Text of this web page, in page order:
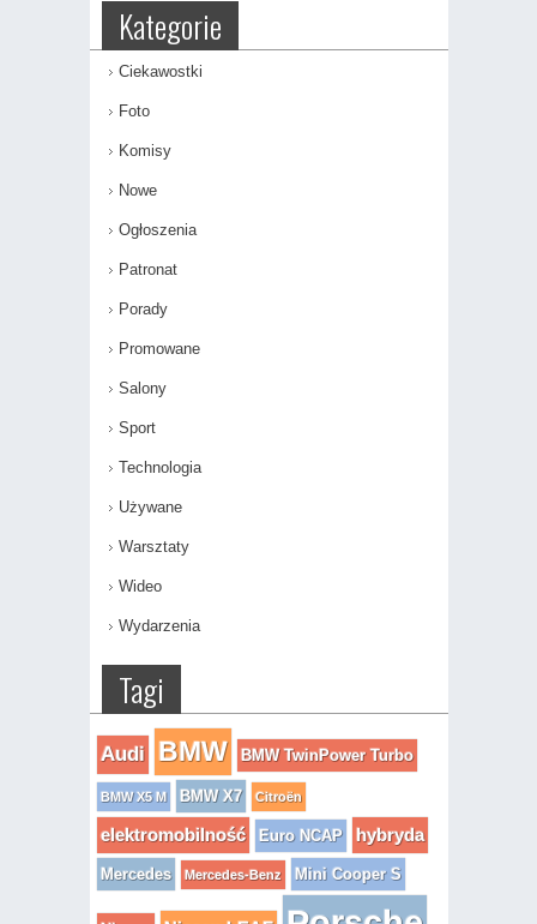
Kategorie
Ciekawostki
Foto
Komisy
Nowe
Ogłoszenia
Patronat
Porady
Promowane
Salony
Sport
Technologia
Używane
Warsztaty
Wideo
Wydarzenia
Tagi
Audi BMW BMW TwinPower Turbo
BMW X5 M BMW X7 Citroën
elektromobilność Euro NCAP hybryda
Mercedes Mercedes-Benz Mini Cooper S